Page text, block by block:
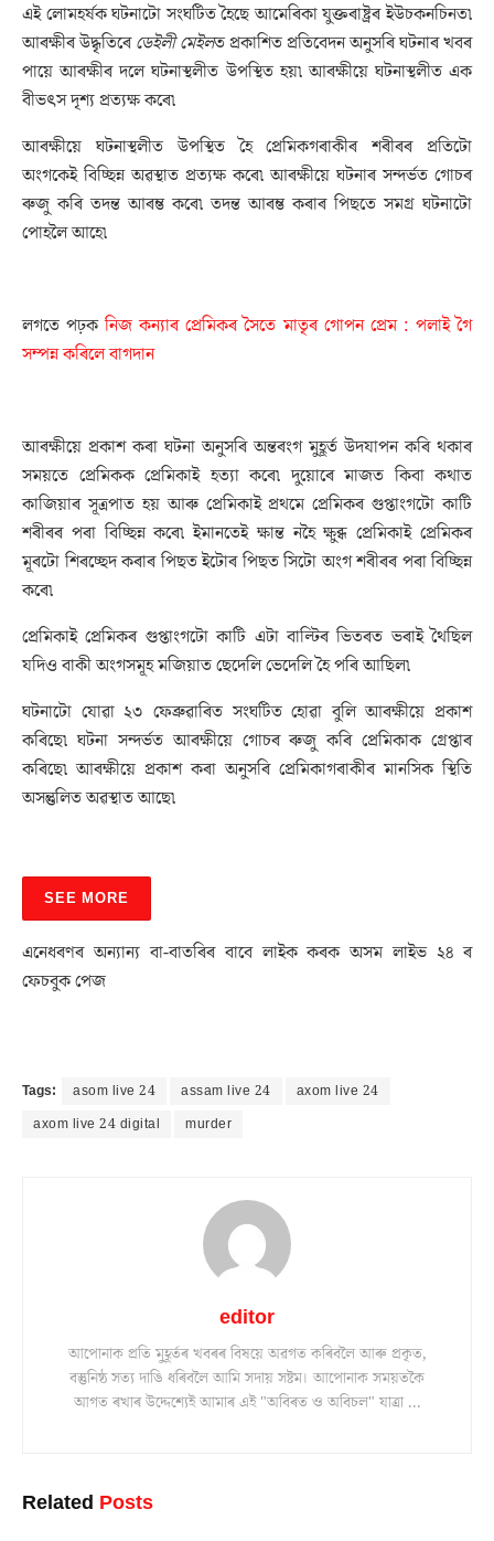
এই লোমহৰ্ষক ঘটনাটো সংঘটিত হৈছে আমেৰিকা যুক্তৰাষ্ট্ৰৰ ইউচকনচিনত৷
আৰক্ষীৰ উদ্ধৃতিৰেডেইলী মেইলত প্ৰকাশিত প্ৰতিবেদন অনুসৰি ঘটনাৰ খবৰ
পায়ে আৰক্ষীৰ দলে ঘটনাস্থলীত উপস্থিত হয়৷ আৰক্ষীয়ে ঘটনাস্থলীত এক
বীভৎস দৃশ্য প্ৰত্যক্ষ কৰে৷
আৰক্ষীয়ে ঘটনাস্থলীত উপস্থিত হৈ প্ৰেমিকগৰাকীৰ শৰীৰৰ প্ৰতিটো
অংগকেই বিচ্ছিন্ন অৱস্থাত প্ৰত্যক্ষ কৰে৷ আৰক্ষীয়ে ঘটনাৰ সন্দৰ্ভত গোচৰ
ৰুজু কৰি তদন্ত আৰম্ভ কৰে৷ তদন্ত আৰম্ভ কৰাৰ পিছতে সমগ্ৰ ঘটনাটো
পোহলৈ আহে৷
লগতে পঢ়কনিজ কন্যাৰ প্ৰেমিকৰ সৈতে মাতৃৰ গোপন প্ৰেম : পলাই গৈ
সম্পন্ন কৰিলে বাগদান
আৰক্ষীয়ে প্ৰকাশ কৰা ঘটনা অনুসৰি অন্তৰংগ মুহূৰ্ত উদযাপন কৰি থকাৰ
সময়তে প্ৰেমিকক প্ৰেমিকাই হত্যা কৰে৷ দুয়োৰে মাজত কিবা কথাত
কাজিয়াৰ সূত্ৰপাত হয় আৰু প্ৰেমিকাই প্ৰথমে প্ৰেমিকৰ গুপ্তাংগটো কাটি
শৰীৰৰ পৰা বিচ্ছিন্ন কৰে৷ ইমানতেই ক্ষান্ত নহৈ ক্ষুব্ধ প্ৰেমিকাই প্ৰেমিকৰ
মূৰটো শিৰচ্ছেদ কৰাৰ পিছত ইটোৰ পিছত সিটো অংগ শৰীৰৰ পৰা বিচ্ছিন্ন
কৰে৷
প্ৰেমিকাই প্ৰেমিকৰ গুপ্তাংগটো কাটি এটা বাল্টিৰ ভিতৰত ভৰাই থৈছিল
যদিও বাকী অংগসমূহ মজিয়াত ছেদেলি ভেদেলি হৈ পৰি আছিল৷
ঘটনাটো যোৱা ২৩ ফেব্ৰুৱাৰিত সংঘটিত হোৱা বুলি আৰক্ষীয়ে প্ৰকাশ
কৰিছে৷ ঘটনা সন্দৰ্ভত আৰক্ষীয়ে গোচৰ ৰুজু কৰি প্ৰেমিকাক গ্ৰেপ্তাৰ
কৰিছে৷ আৰক্ষীয়ে প্ৰকাশ কৰা অনুসৰি প্ৰেমিকাগৰাকীৰ মানসিক স্থিতি
অসন্তুলিত অৱস্থাত আছে৷
SEE MORE
এনেধৰণৰ অন্যান্য বা-বাতৰিৰ বাবে লাইক কৰক অসম লাইভ ২৪ ৰ
ফেচবুক পেজ
Tags: asom live 24 assam live 24
axom live 24
axom live 24 digital
murder
editor
আপোনাক প্ৰতি মুহূৰ্তৰ খবৰৰ বিষয়ে অৱগত কৰিবলৈ আৰু প্ৰকৃত,
বস্তুনিষ্ঠ সত্য দাঙি ধৰিবলৈ আমি সদায় সষ্টম। আপোনাক সময়তকৈ
আগত ৰখাৰ উদ্দেশ্যেই আমাৰ এই "অবিৰত ও অবিচল" যাত্ৰা ...
Related Posts